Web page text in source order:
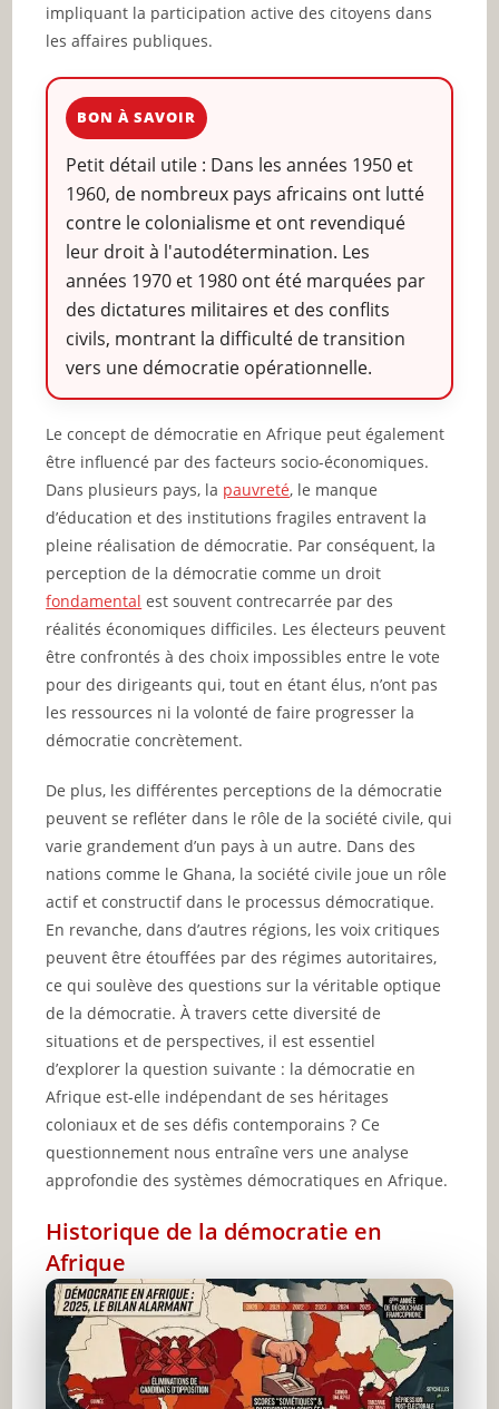
impliquant la participation active des citoyens dans
les affaires publiques.
BON À SAVOIR
Petit détail utile : Dans les années 1950 et
1960, de nombreux pays africains ont lutté
contre le colonialisme et ont revendiqué
leur droit à l'autodétermination. Les
années 1970 et 1980 ont été marquées par
des dictatures militaires et des conflits
civils, montrant la difficulté de transition
vers une démocratie opérationnelle.
Le concept de démocratie en Afrique peut également
être influencé par des facteurs socio-économiques.
Dans plusieurs pays, la pauvreté, le manque
d’éducation et des institutions fragiles entravent la
pleine réalisation de démocratie. Par conséquent, la
perception de la démocratie comme un droit
fondamental est souvent contrecarrée par des
réalités économiques difficiles. Les électeurs peuvent
être confrontés à des choix impossibles entre le vote
pour des dirigeants qui, tout en étant élus, n’ont pas
les ressources ni la volonté de faire progresser la
démocratie concrètement.
De plus, les différentes perceptions de la démocratie
peuvent se refléter dans le rôle de la société civile, qui
varie grandement d’un pays à un autre. Dans des
nations comme le Ghana, la société civile joue un rôle
actif et constructif dans le processus démocratique.
En revanche, dans d’autres régions, les voix critiques
peuvent être étouffées par des régimes autoritaires,
ce qui soulève des questions sur la véritable optique
de la démocratie. À travers cette diversité de
situations et de perspectives, il est essentiel
d’explorer la question suivante : la démocratie en
Afrique est-elle indépendant de ses héritages
coloniaux et de ses défis contemporains ? Ce
questionnement nous entraîne vers une analyse
approfondie des systèmes démocratiques en Afrique.
Historique de la démocratie en
Afrique